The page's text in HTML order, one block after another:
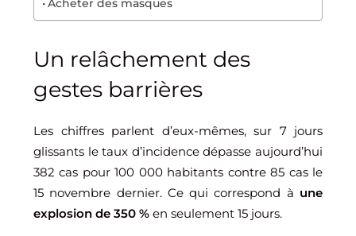
Acheter des masques
Un relâchement des
gestes barrières
Les chiffres parlent d’eux-mêmes, sur 7 jours
glissants le taux d’incidence dépasse aujourd’hui
382 cas pour 100 000 habitants contre 85 cas le
15 novembre dernier. Ce qui correspond à une
explosion de 350 % en seulement 15 jours.